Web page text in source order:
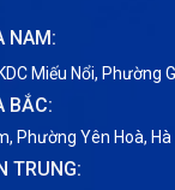
NAM:
Miếu Nổi, Phường
BẮC:
Phường Yên Hoà, Hà
TRUNG: